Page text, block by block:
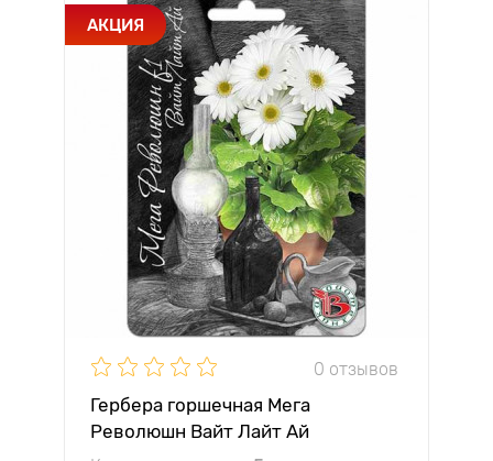
АКЦИЯ
0 отзывов
Гербера горшечная Мега
Революшн Вайт Лайт Ай